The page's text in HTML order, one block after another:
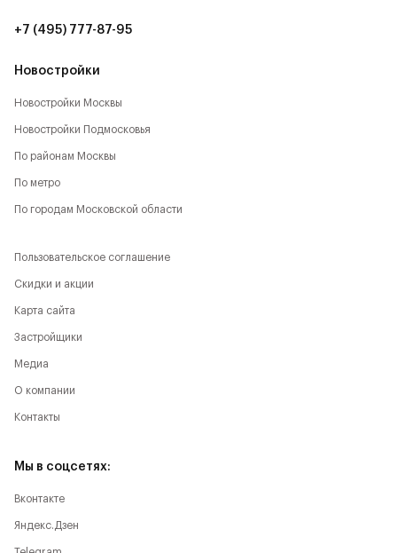
Новостройки
Новостройки Москвы
Новостройки Подмосковья
По районам Москвы
По метро
По городам Московской области
+7 (495) 777-87-95
Пользовательское соглашение
Скидки и акции
Карта сайта
Застройщики
Медиа
О компании
Контакты
Мы в соцсетях:
Вконтакте
Яндекс.Дзен